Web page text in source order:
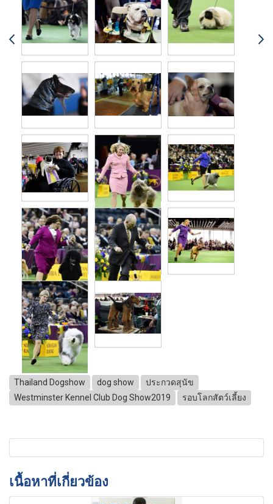
Thailand Dogshow dog show
ประกวดสุนัข
Westminster Kennel Club Dog Show2019
รอบโลกสัตว์เลี้ยง
เนื้อหาที่เกี่ยวข้อง